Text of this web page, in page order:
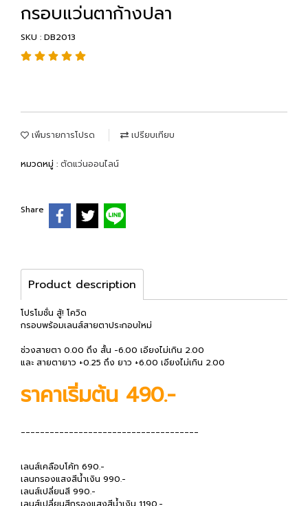
กรอบแว่นตาก้างปลา
SKU : DB2013
เพิ่มรายการโปรด เปรียบเทียบ
หมวดหมู่ : ตัดแว่นออนไลน์
Share
Product description
โปรโมชั่น สู้! โควิด
กรอบพร้อมเลนส์สายตาประกอบใหม่
ช่วงสายตา 0.00 ถึง สั้น -6.00 เอียงไม่เกิน 2.00
และ สายตายาว +0.25 ถึง ยาว +6.00 เอียงไม่เกิน 2.00
ราคาเริ่มต้น 490.-
เลนส์เคลือบโค้ท 690.-
เลนกรองแสงสีน้ำเงิน 990.-
เลนส์เปลี่ยนสี 990.-